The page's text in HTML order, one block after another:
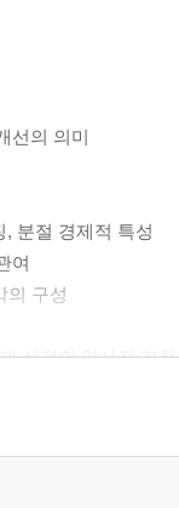
선의 의미
분절 경제적 특성
여
의 구성
설정의 역사적 경험
갑산파의 '가(假)화
화 우선' 주장
지각 효과